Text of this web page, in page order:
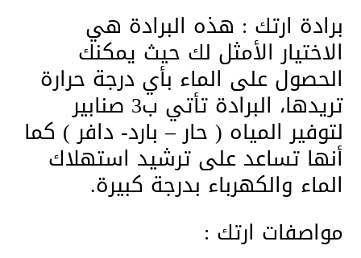
برادة ارتك : هذه البرادة هي
الاختيار الأمثل لك حيث يمكنك
الحصول على الماء بأي درجة حرارة
تريدها، البرادة تأتي ب3 صنابير
لتوفير المياه ( حار – بارد- دافر ) كما
أنها تساعد على ترشيد استهلاك
الماء والكهرباء بدرجة كبيرة.
مواصفات ارتك :